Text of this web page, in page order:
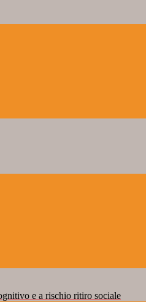
e a rischio ritiro sociale